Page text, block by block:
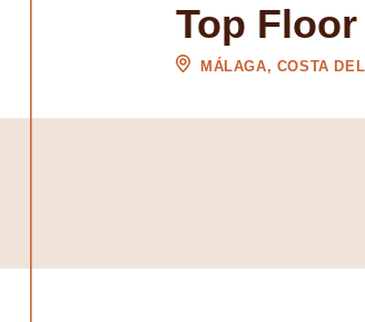
Top
MÁLAGA, COSTA